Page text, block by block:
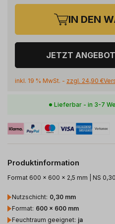
IN DEN
JETZT
inkl. 19 % MwSt. - zzgl. 24,90 €
Lieferbar - in 3-7
Produktinformation
Format 600 x 600 x 2,5 mm | NS
Nutzschicht: 0,30 mm
Format: 600 x 600 mm
Feuchtraum geeignet: ja